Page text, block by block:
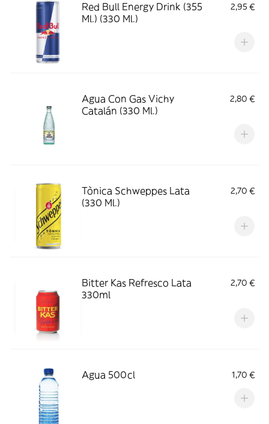
Red Bull Energy Drink (355
Ml.) (330 Ml.)
2,95 €
Agua Con Gas Vichy
Catalán (330 Ml.)
2,80 €
Tònica Schweppes Lata
(330 Ml.)
2,70 €
Bitter Kas Refresco Lata
330ml
2,70 €
Agua 500cl 1,70 €